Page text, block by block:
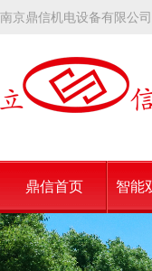
南京鼎信机电设备有限公
鼎信首页 智能